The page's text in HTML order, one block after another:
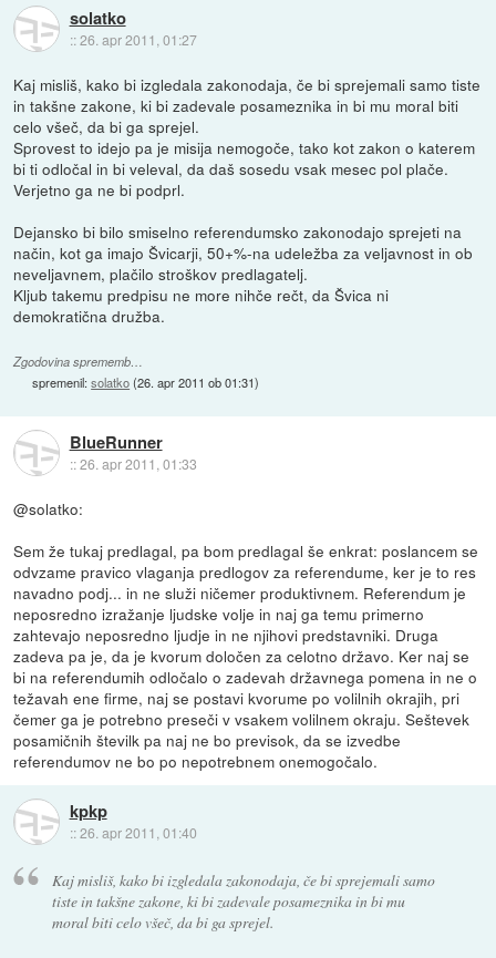
solatko
::26. apr 2011, 01:27
Kaj misliš, kako bi izgledala zakonodaja, če bi sprejemali samo tiste
in takšne zakone, ki bi zadevale posameznika in bi mu moral biti
celo všeč, da bi ga sprejel.
Sprovest to idejo pa je misija nemogoče, tako kot zakon o katerem
bi ti odločal in bi veleval, da daš sosedu vsak mesec pol plače.
Verjetno ga ne bi podprl.
Dejansko bi bilo smiselno referendumsko zakonodajo sprejeti na
način, kot ga imajo Švicarji, 50+%-na udeležba za veljavnost in ob
neveljavnem, plačilo stroškov predlagatelj.
Kljub takemu predpisu ne more nihče rečt, da Švica ni
demokratična družba.
Zgodovina sprememb…
spremenil:solatko(26. apr 2011 ob 01:31)
BlueRunner
::26. apr 2011, 01:33
@solatko:
Sem že tukaj predlagal, pa bom predlagal še enkrat: poslancem se
odvzame pravico vlaganja predlogov za referendume, ker je to res
navadno podj... in ne služi ničemer produktivnem. Referendum je
neposredno izražanje ljudske volje in naj ga temu primerno
zahtevajo neposredno ljudje in ne njihovi predstavniki. Druga
zadeva pa je, da je kvorum določen za celotno državo. Ker naj se
bi na referendumih odločalo o zadevah državnega pomena in ne o
težavah ene firme, naj se postavi kvorume po volilnih okrajih, pri
čemer ga je potrebno preseči v vsakem volilnem okraju. Seštevek
posamičnih številk pa naj ne bo previsok, da se izvedbe
referendumov ne bo po nepotrebnem onemogočalo.
kpkp
::26. apr 2011, 01:40
Kaj misliš, kako bi izgledala zakonodaja, če bi sprejemali samo
tiste in takšne zakone, ki bi zadevale posameznika in bi mu
moral biti celo všeč, da bi ga sprejel.